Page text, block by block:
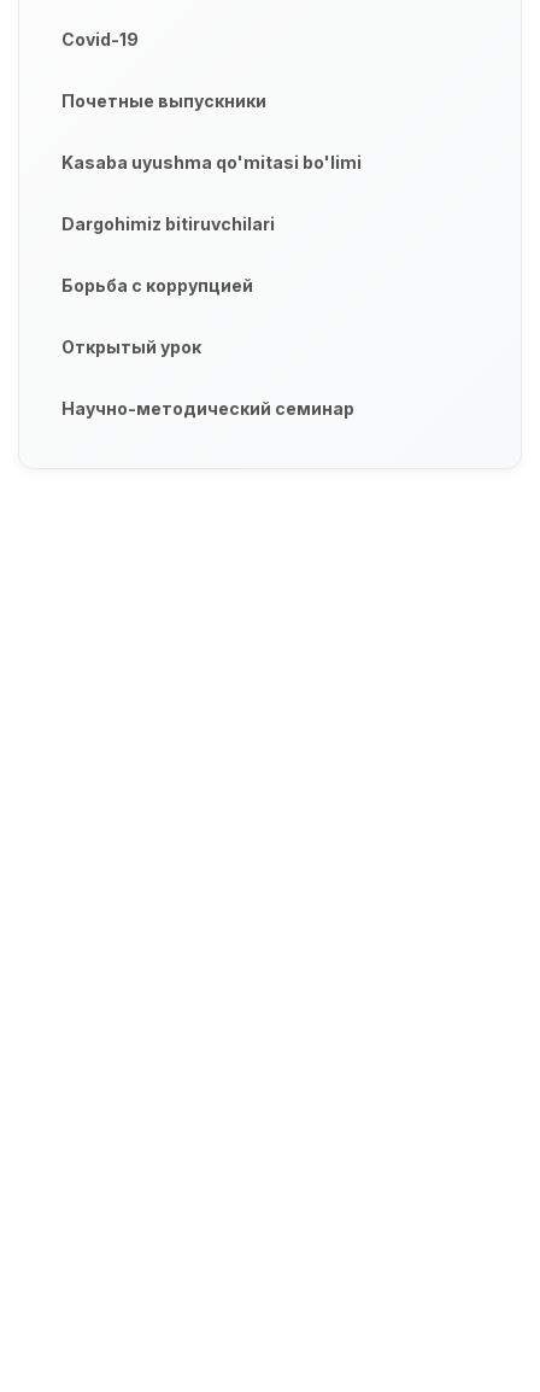
Covid-19
Почетные выпускники
Kasaba uyushma qo'mitasi bo'limi
Dargohimiz bitiruvchilari
Борьба с коррупцией
Открытый урок
Научно-методический семинар